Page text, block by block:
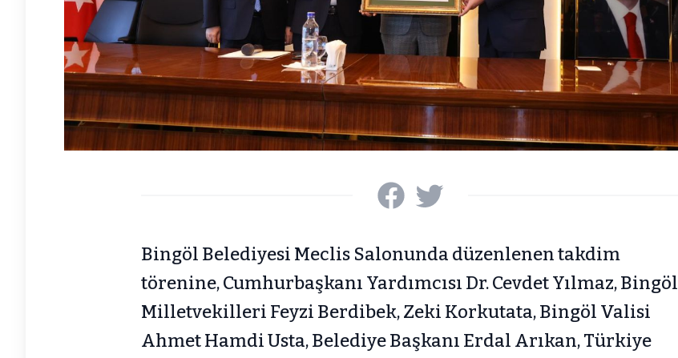
Bingöl Belediyesi Meclis Salonunda düzenlenen takdim
törenine, Cumhurbaşkanı Yardımcısı Dr. Cevdet Yılmaz, Bingöl
Milletvekilleri Feyzi Berdibek, Zeki Korkutata, Bingöl Valisi
Ahmet Hamdi Usta, Belediye Başkanı Erdal Arıkan, Türkiye